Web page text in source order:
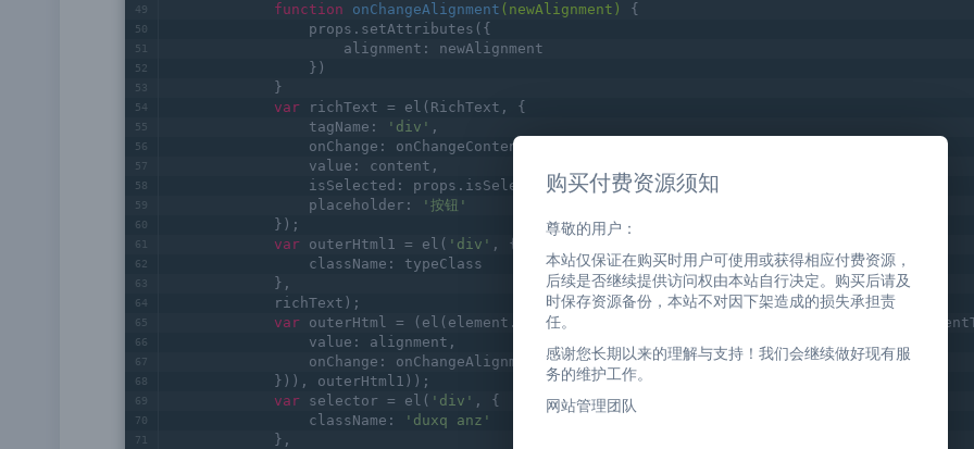
function
onChangeAlignment (newAlignment)
{
                props.setAttributes({
                    alignment: newAlignment
                })
            }
var richText = el(RichText, {
                tagName:
'div' ,
                onChange: onChangeContent,
                value: content,
                isSelected: props.isSelected,
                placeholder:
'按钮'
            });
var outerHtml1 = el( 'div' , {
                className: typeClass
            },
            richText);
var outerHtml = (el(element.Fragment,
,
                value: alignment,
                onChange: onChangeAlignment,
            })), outerHtml1));
var selector = el( 'div' , {
                className:
'duxq anz'
            },
购买付费资源须知
尊敬的用户：
本站仅保证在购买时用户可使用或获得相应付费资源，
后续是否继续提供访问权由本站自行决定。购买后请及
时保存资源备份，本站不对因下架造成的损失承担责
任。
感谢您长期以来的理解与支持！我们会继续做好现有服
务的维护工作。
网站管理团队